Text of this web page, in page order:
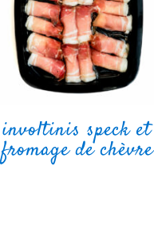
involtinis speck et
fromage de chèvre